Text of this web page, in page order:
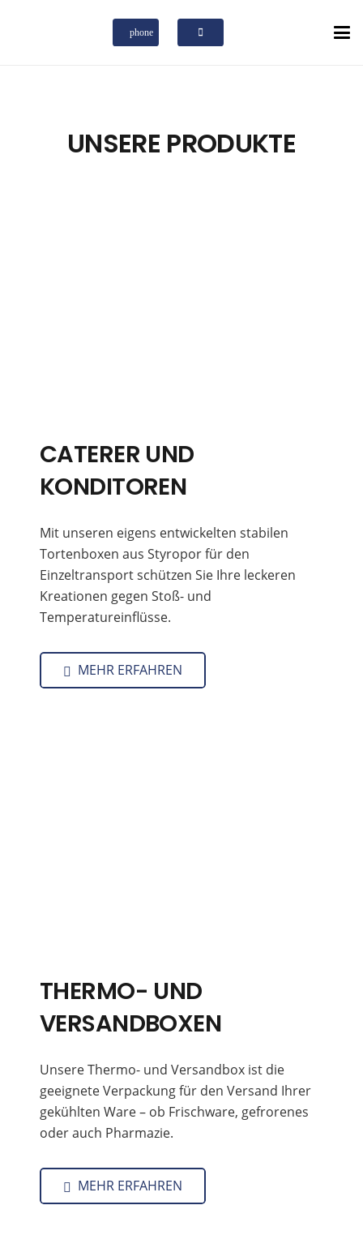
phone
UNSERE PRODUKTE
CATERER UND
KONDITOREN
Mit unseren eigens entwickelten stabilen
Tortenboxen aus Styropor für den
Einzeltransport schützen Sie Ihre leckeren
Kreationen gegen Stoß- und
Temperatureinflüsse.
MEHR ERFAHREN
THERMO- UND
VERSANDBOXEN
Unsere Thermo- und Versandbox ist die
geeignete Verpackung für den Versand Ihrer
gekühlten Ware – ob Frischware, gefrorenes
oder auch Pharmazie.
MEHR ERFAHREN